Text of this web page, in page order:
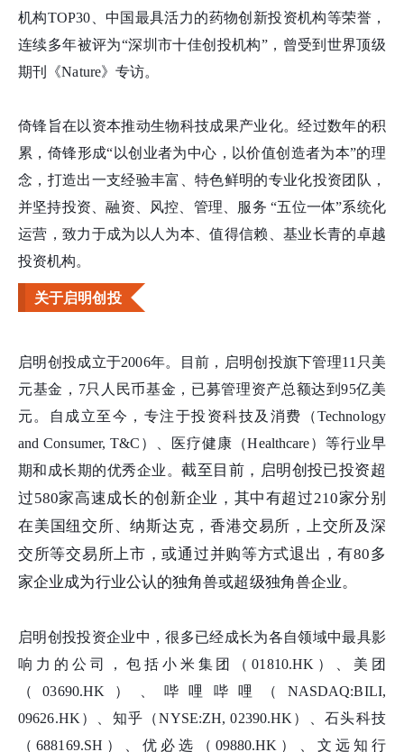
机构TOP30、中国最具活力的药物创新投资机构等荣誉，
连续多年被评为“深圳市十佳创投机构”，曾受到世界顶级
期刊《Nature》专访。
倚锋旨在以资本推动生物科技成果产业化。经过数年的积
累，倚锋形成“以创业者为中心，以价值创造者为本”的理
念，打造出一支经验丰富、特色鲜明的专业化投资团队，
并坚持投资、融资、风控、管理、服务 “五位一体”系统化
运营，致力于成为以人为本、值得信赖、基业长青的卓越
投资机构。
关于启明创投
启明创投成立于2006年。目前，启明创投旗下管理11只美
元基金，7只人民币基金，已募管理资产总额达到95亿美
元。自成立至今，专注于投资科技及消费（Technology
and Consumer, T&C）、医疗健康（Healthcare）等行业早
期和成长期的优秀企业。截至目前，启明创投已投资超
过580家高速成长的创新企业，其中有超过210家分别
在美国纽交所、纳斯达克，香港交易所，上交所及深
交所等交易所上市，或通过并购等方式退出，有80多
家企业成为行业公认的独角兽或超级独角兽企业。
启明创投投资企业中，很多已经成长为各自领域中最具影
响力的公司，包括小米集团（01810.HK）、美团
（03690.HK）、哔哩哔哩（NASDAQ:BILI,
09626.HK）、知乎（NYSE:ZH, 02390.HK）、石头科技
（688169.SH）、优必选（09880.HK）、文远知行